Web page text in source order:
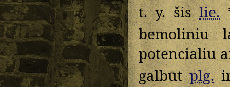
t. y. šislie.
bemoliniu
potencialiu
galbūtplg.